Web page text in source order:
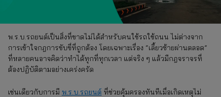
พ.ร.บ.รถยนต์เป็นสิ่งที่ขาดไม่ได้สำหรับคนใช้รถใช้ถนน ไม่ต่างจาก
การเข้าใจกฎการขับขี่ที่ถูกต้อง โดยเฉพาะเรื่อง “เลี้ยวซ้ายผ่านตลอด”
ที่หลายคนอาจคิดว่าทำได้ทุกที่ทุกเวลา แต่จริง ๆ แล้วมีกฎจราจรที่
ต้องปฏิบัติตามอย่างเคร่งครัด
เช่นเดียวกับการมี พ.ร.บ.รถยนต์ ที่ช่วยคุ้มครองทันทีเมื่อเกิดเหตุไม่